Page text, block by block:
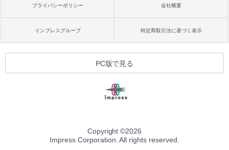
プライバシーポリシー 会社概要
インプレスグループ 特定商取引法に基づく表示
PC版で見る
Copyright ©2026
Impress Corporation. All rights reserved.